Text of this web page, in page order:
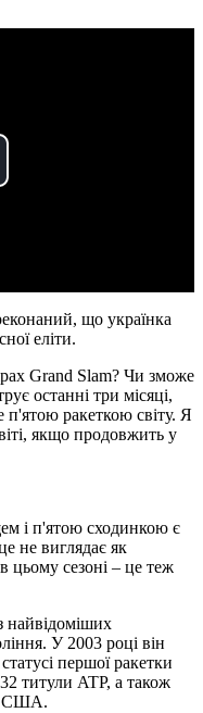
що українка
еліти.
Grand Slam? Чи зможе
останні три місяці,
ракеткою світу. Я
якщо продовжить у
і п'ятою сходинкою є
не виглядає як
в цьому сезоні – це теж
найвідоміших
У 2003 році він
першої ракетки
титули ATP, а також
США.